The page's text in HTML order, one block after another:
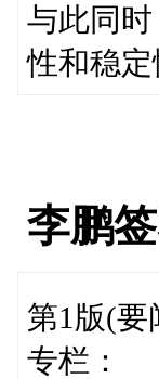
与此同
性和稳
李鹏
第1版(要
专栏：